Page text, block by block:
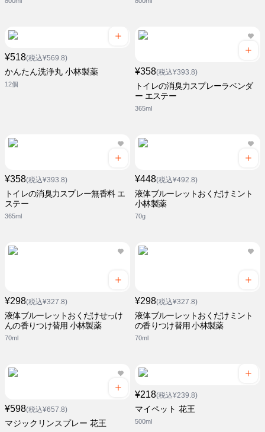
¥518(税込¥569.8)
かんたん洗浄丸 小林製薬
12個
¥358(税込¥393.8)
トイレの消臭力スプレーラベンダ
ー エステー
365ml
¥358(税込¥393.8)
トイレの消臭力スプレー無香料 エ
ステー
365ml
¥448(税込¥492.8)
液体ブルーレットおくだけミント
小林製薬
70g
¥298(税込¥327.8)
液体ブルーレットおくだけせっけ
んの香りつけ替用 小林製薬
70ml
¥298(税込¥327.8)
液体ブルーレットおくだけミント
の香りつけ替用 小林製薬
70ml
¥598(税込¥657.8)
マジックリンスプレー 花王
¥218(税込¥239.8)
マイペット 花王
500ml